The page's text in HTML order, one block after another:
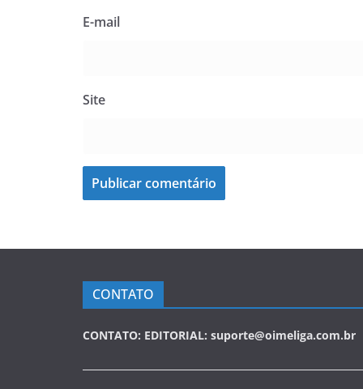
E-mail
Site
CONTATO
CONTATO: EDITORIAL: suporte@oimeliga.com.br